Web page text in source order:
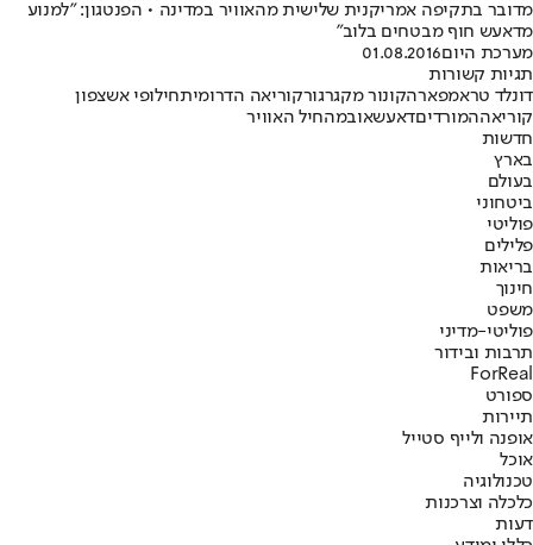
מדובר בתקיפה אמריקנית שלישית מהאוויר במדינה • הפנטגון: "למנוע
מדאעש חוף מבטחים בלוב"
מערכת היום01.08.2016
תגיות קשורות
דונלד טראמפארהקונור מקגרגורקוריאה הדרומיתחילופי אשצפון
קוריאההמורדיםדאעשאובמהחיל האוויר
חדשות
בארץ
בעולם
ביטחוני
פוליטי
פלילים
בריאות
חינוך
משפט
פוליטי-מדיני
תרבות ובידור
ForReal
ספורט
תיירות
אופנה ולייף סטייל
אוכל
טכנולוגיה
כלכלה וצרכנות
דעות